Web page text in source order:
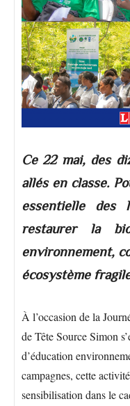
Ce 22 mai, des
allés en classe.
essentielle des
restaurer la
environnement,
écosystème
À l’occasion de la
de Tête Source Simon
d’éducation
campagnes, cette
sensibilisation dans le